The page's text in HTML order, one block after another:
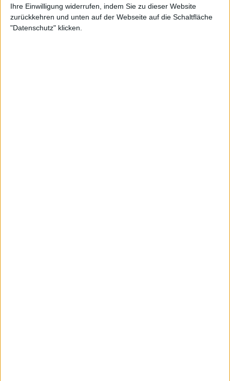
Ihre Einwilligung widerrufen, indem Sie zu dieser Website
zurückkehren und unten auf der Webseite auf die Schaltfläche
"Datenschutz" klicken.
Nach Wertung filtern ▼︎